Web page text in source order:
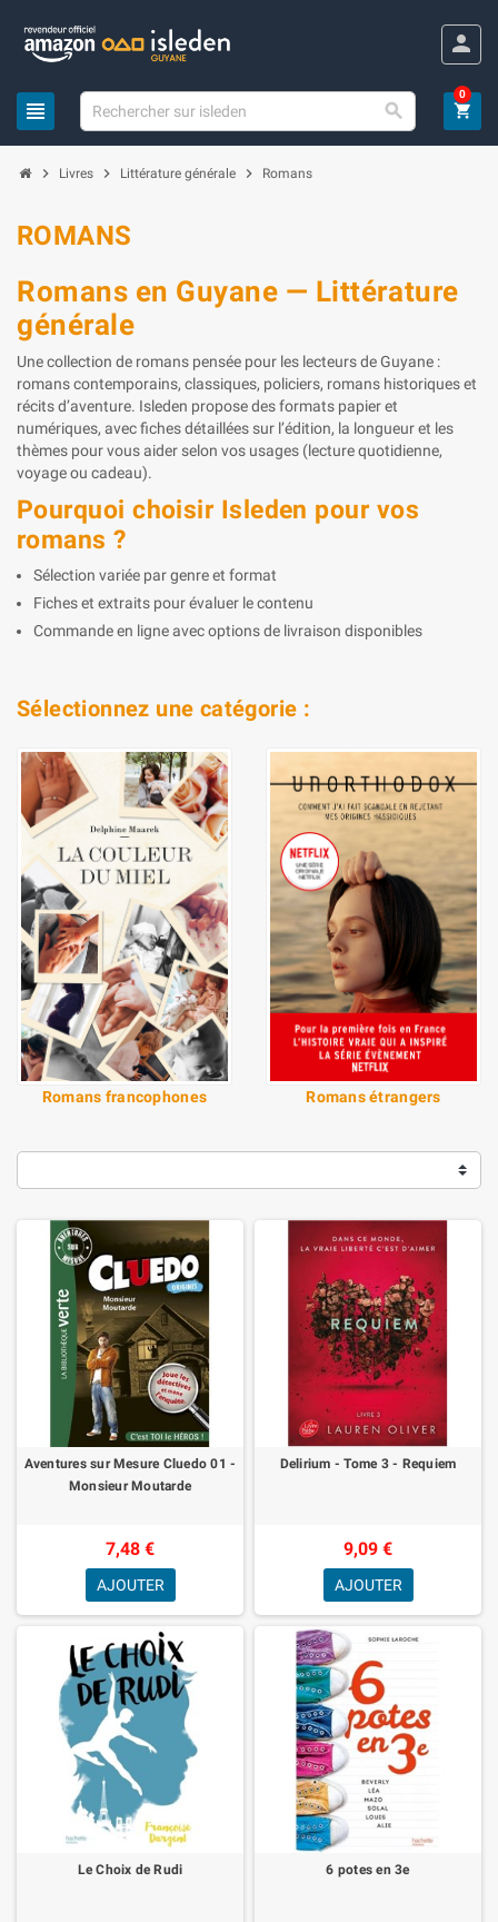
person
view_headline  shopping_cart
0
chevron_right Livres chevron_right Littérature générale chevron_right Romans
ROMANS
Romans en Guyane — Littérature
générale
Une collection de romans pensée pour les lecteurs de Guyane :
romans contemporains, classiques, policiers, romans historiques et
récits d’aventure. Isleden propose des formats papier et
numériques, avec fiches détaillées sur l’édition, la longueur et les
thèmes pour vous aider selon vos usages (lecture quotidienne,
voyage ou cadeau).
Pourquoi choisir Isleden pour vos
romans ?
Sélection variée par genre et format
Fiches et extraits pour évaluer le contenu
Commande en ligne avec options de livraison disponibles
Sélectionnez une catégorie :
Romans francophones Romans étrangers
Aventures sur Mesure Cluedo 01 -
Monsieur Moutarde
7,48 €
AJOUTER
Delirium - Tome 3 - Requiem
9,09 €
AJOUTER
Le Choix de Rudi 6 potes en 3e